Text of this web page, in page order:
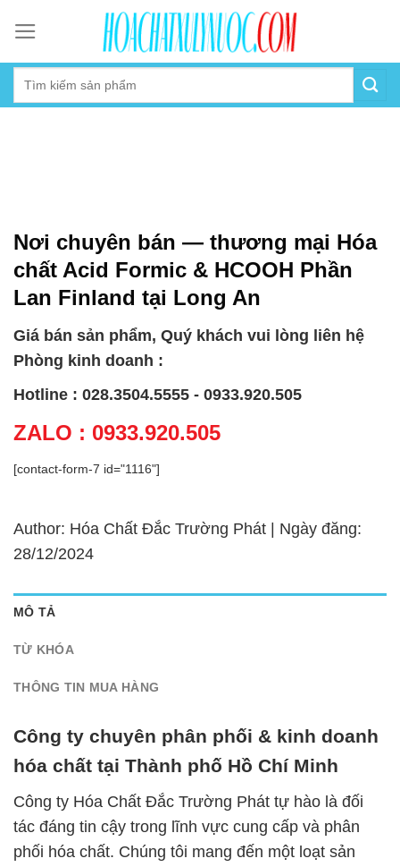
content
Nơi chuyên bán — thương mại Hóa
chất Acid Formic & HCOOH Phần
Lan Finland tại Long An
Giá bán sản phẩm, Quý khách vui lòng liên hệ
Phòng kinh doanh :
Hotline : 028.3504.5555 - 0933.920.505
ZALO : 0933.920.505
[contact-form-7 id="1116"]
Author: Hóa Chất Đắc Trường Phát | Ngày đăng:
28/12/2024
MÔ TẢ
TỪ KHÓA
THÔNG TIN MUA HÀNG
Công ty chuyên phân phối & kinh doanh
hóa chất tại Thành phố Hồ Chí Minh
Công ty Hóa Chất Đắc Trường Phát tự hào là đối
tác đáng tin cậy trong lĩnh vực cung cấp và phân
phối hóa chất. Chúng tôi mang đến một loạt sản